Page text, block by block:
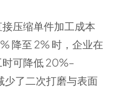
压缩单件加工成本
降至 2% 时，企业在
可降低 20%–
了二次打磨与表面